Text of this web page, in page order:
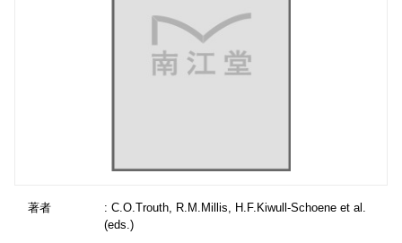
著者
: C.O.Trouth, R.M.Millis, H.F.Kiwull-Schoene et al.
(eds.)